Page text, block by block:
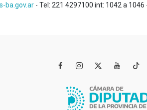
ba.gov.ar - Tel: 221 4297100 int: 1042 a
 